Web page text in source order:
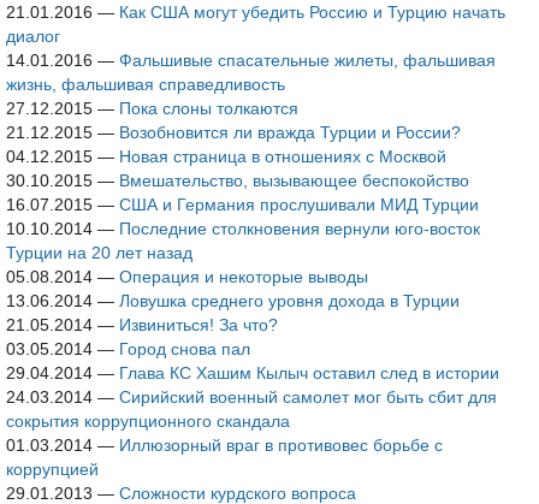
21.01.2016 — Как США могут убедить Россию и Турцию начать
диалог
14.01.2016 — Фальшивые спасательные жилеты, фальшивая
жизнь, фальшивая справедливость
27.12.2015 — Пока слоны толкаются
21.12.2015 — Возобновится ли вражда Турции и России?
04.12.2015 — Новая страница в отношениях с Москвой
30.10.2015 — Вмешательство, вызывающее беспокойство
16.07.2015 — США и Германия прослушивали МИД Турции
10.10.2014 — Последние столкновения вернули юго-восток
Турции на 20 лет назад
05.08.2014 — Операция и некоторые выводы
13.06.2014 — Ловушка среднего уровня дохода в Турции
21.05.2014 — Извиниться! За что?
03.05.2014 — Город снова пал
29.04.2014 — Глава КС Хашим Кылыч оставил след в истории
24.03.2014 — Сирийский военный самолет мог быть сбит для
сокрытия коррупционного скандала
01.03.2014 — Иллюзорный враг в противовес борьбе с
коррупцией
29.01.2013 — Сложности курдского вопроса